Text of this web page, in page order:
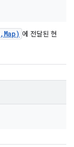
, Map) 에 전달된 현